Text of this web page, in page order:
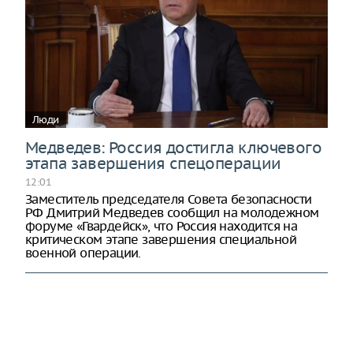
Люди
Медведев: Россия достигла ключевого
этапа завершения спецоперации
12:01
Заместитель председателя Совета безопасности
РФ Дмитрий Медведев сообщил на молодежном
форуме «Гвардейск», что Россия находится на
критическом этапе завершения специальной
военной операции.